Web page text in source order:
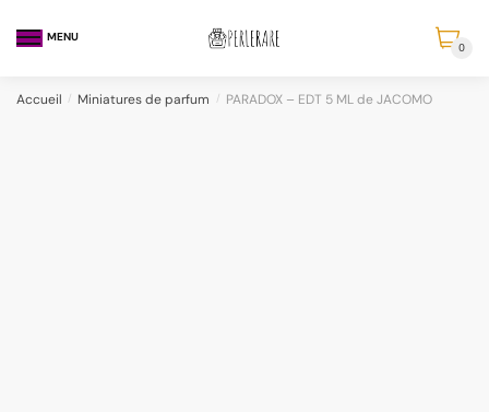
MENU
0
Accueil / Miniatures de parfum / PARADOX – EDT 5 ML de JACOMO